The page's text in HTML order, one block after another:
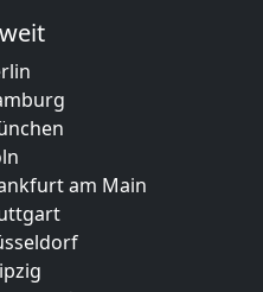
am Main